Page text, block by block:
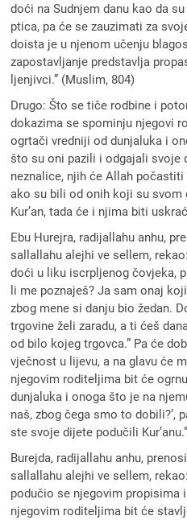
doći na Sudnjem danu kao da
ptica, pa će se zauzimati za
doista je u njenom učenju
zapostavljanje predstavlja
ljenjivci.” (Muslim, 804)
Drugo: Što se tiče rodbine i
dokazima se spominju njegovi
ogrtači vredniji od dunjaluka i
što su oni pazili i odgajali svoje
neznalice, njih će Allah
ako su bili od onih koji su svom
Kur’an, tada će i njima biti
Ebu Hurejra, radijallahu anhu,
sallallahu alejhi ve sellem,
doći u liku iscrpljenog čovjeka,
li me poznaješ? Ja sam onaj
zbog mene si danju bio žedan.
trgovine želi zaradu, a ti ćeš
od bilo kojeg trgovca.” Pa će
vječnost u lijevu, a na glavu će
njegovim roditeljima bit će
dunjaluka i onoga što je na
naš, zbog čega smo to dobili?’,
ste svoje dijete podučili
Burejda, radijallahu anhu,
sallallahu alejhi ve sellem,
podučio se njegovim propisima
njegovim roditeljima bit će